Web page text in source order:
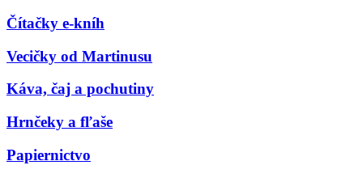
Čítačky e-kníh
Vecičky od Martinusu
Káva, čaj a pochutiny
Hrnčeky a fľaše
Papiernictvo